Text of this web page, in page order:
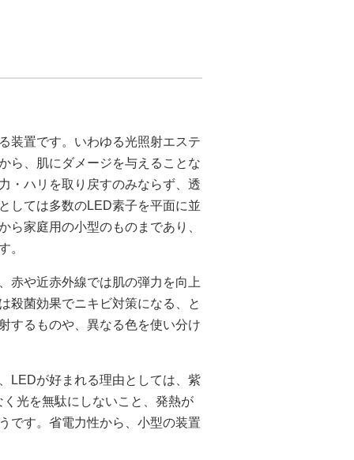
装置です。いわゆる光照射エステ
ら、肌にダメージを与えることな
・ハリを取り戻すのみならず、透
しては多数のLED素子を平面に並
ら家庭用の小型のものまであり、
。
赤や近赤外線では肌の弾力を向上
殺菌効果でニキビ対策になる、と
するものや、異なる色を使い分け
LEDが好まれる理由としては、紫
光を無駄にしないこと、発熱が
です。省電力性から、小型の装置